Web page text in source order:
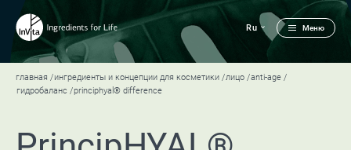
Меню
Ru
главная ингредиенты и концепции для косметики лицо
anti-age
гидробаланс
principhyal® difference